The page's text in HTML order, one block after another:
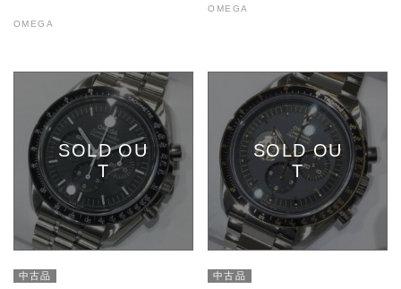
OMEGA
OMEGA
中古品 中古品